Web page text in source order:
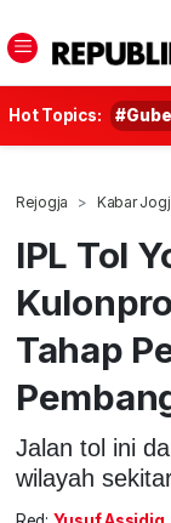
Hot Topics:
Rejogja Kabar
IPL Tol
Tahap
Jalan tol ini
wilayah